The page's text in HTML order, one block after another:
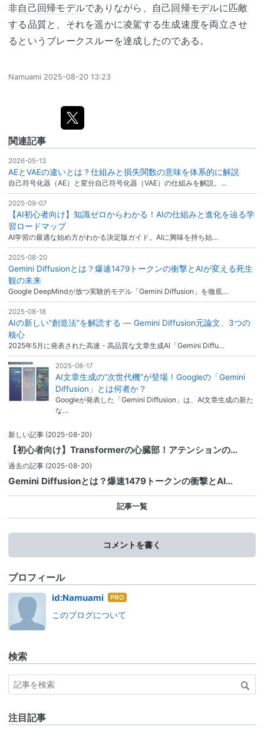
非自己回帰モデルでありながら、 自己回帰モデルに匹敵
する品質と、それを遥かに凌駕する生成速度を両立させ
るというブレークスルーを達成したのである。
Namuami 2025-08-20 13:23
関連記事
2026-05-13
AEとVAEの違いとは？仕組みと損失関数の意味を体系的に解説
自己符号化器（AE）と変分自己符号化器（VAE）の仕組みを解説。…
2025-09-07
【AI初心者向け】知識ゼロからわかる！AIの仕組みと進化を辿る学
習ロードマップ
AI学習の最適な始め方がわかる決定版ガイド。AIに興味を持ち始…
2025-08-20
Gemini Diffusionとは？爆速1479トークンの衝撃とAIが変える死生
観の未来
Google DeepMindが放つ実験的モデル「Gemini Diffusion」を徹底…
2025-08-18
AIの新しい”創造法”を解読する ― Gemini Diffusion元論文、3つの
核心
2025年5月に発表された高速・高品質な文章生成AI「Gemini Diffu…
2025-08-17
AI文章生成の”次世代機”が登場！Googleの「Gemini
Diffusion」とは何者か？
Googleが発表した「Gemini Diffusion」は、AI文章生成の新た
な…
新しい記事 (2025-08-20)
【初心者向け】Transformerの心臓部！アテンションの…
過去の記事 (2025-08-20)
Gemini Diffusionとは？爆速1479トークンの衝撃とAI…
記事一覧
コメントを書く
プロフィール
id:Namuami はて
ログ
このブログについて
検索
注目記事